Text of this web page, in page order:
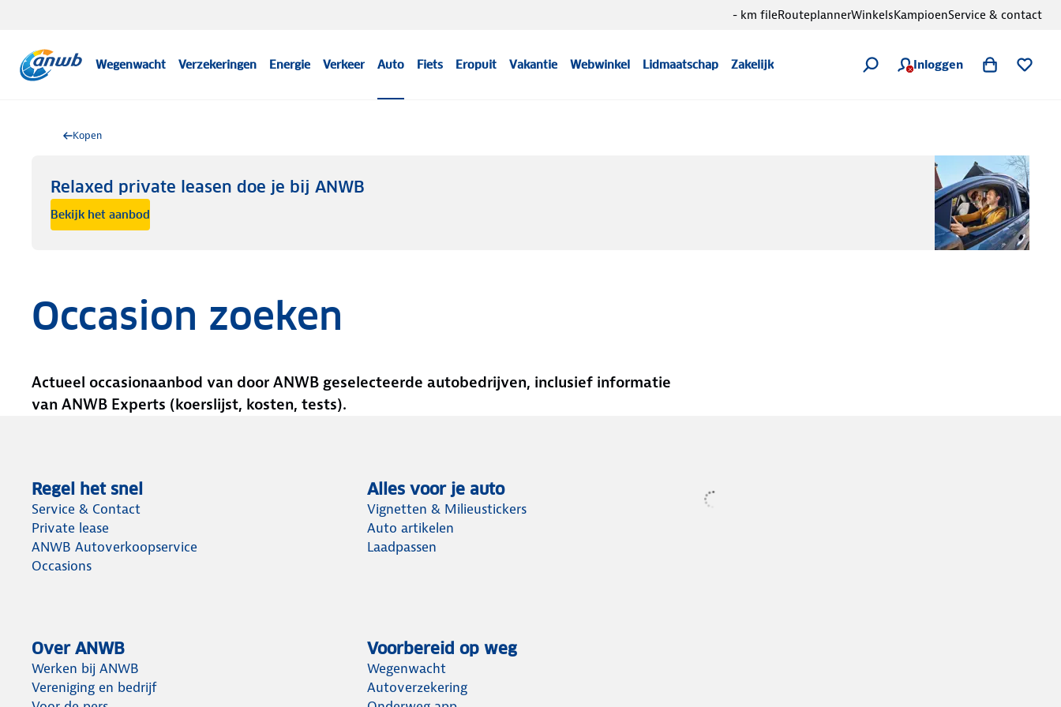
Wegenwacht Verzekeringen Energie Verkeer Auto Fiets Eropuit Vakantie Webwinkel Lidmaatschap Zakelijk Inloggen
- km fileRouteplannerWinkelsKampioenService & contact
Kopen
Relaxed private leasen doe je bij ANWB
Bekijk het aanbod
Occasion zoeken
Actueel occasionaanbod van door ANWB geselecteerde autobedrijven, inclusief informatie
van ANWB Experts (koerslijst, kosten, tests).
Regel het snel
Service & Contact
Private lease
ANWB Autoverkoopservice
Occasions
Alles voor je auto
Vignetten & Milieustickers
Auto artikelen
Laadpassen
Over ANWB
Werken bij ANWB
Vereniging en bedrijf
Voorbereid op weg
Wegenwacht
Autoverzekering